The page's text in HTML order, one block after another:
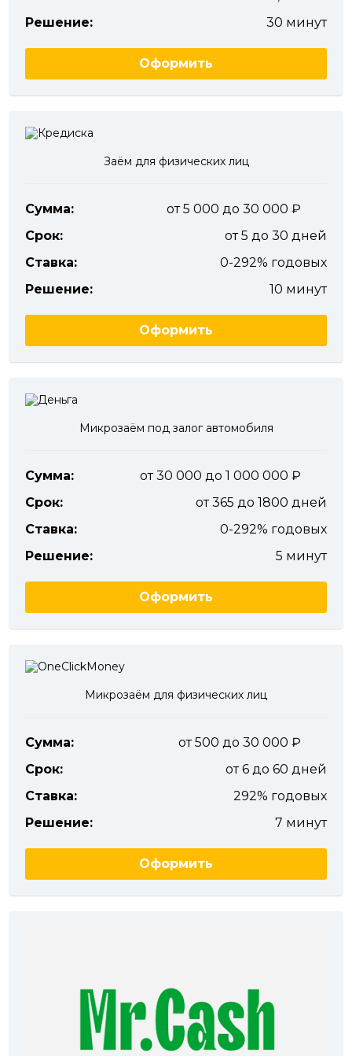
Решение:
30 минут
Оформить
Заём для физических лиц
Сумма:
от 5 000 до 30 000
Срок:
от 5 до 30 дней
Ставка:
0-292% годовых
Решение:
10 минут
Оформить
Микрозаём под залог автомобиля
Сумма:
от 30 000 до 1 000 000
Срок:
от 365 до 1800 дней
Ставка:
0-292% годовых
Решение:
5 минут
Оформить
Микрозаём для физических лиц
Сумма:
от 500 до 30 000
Срок:
от 6 до 60 дней
Ставка:
292% годовых
Решение:
7 минут
Оформить